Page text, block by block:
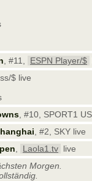
, #11, ESPN Player/$
$ live
, #10, SPORT1
, #2, SKY live
Laola1.tv live
Morgen.